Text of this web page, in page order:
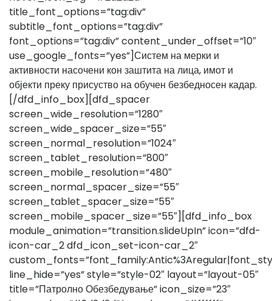
title_font_options=”tag:div”
subtitle_font_options=”tag:div”
font_options=”tag:div” content_under_offset=”10″
use_google_fonts=”yes”]Систем на мерки и
активности насочени кон заштита на лица, имот и
објекти преку присуство на обучен безбедносен кадар.
[/dfd_info_box][dfd_spacer
screen_wide_resolution=”1280″
screen_wide_spacer_size=”55″
screen_normal_resolution=”1024″
screen_tablet_resolution=”800″
screen_mobile_resolution=”480″
screen_normal_spacer_size=”55″
screen_tablet_spacer_size=”55″
screen_mobile_spacer_size=”55″][dfd_info_box
module_animation=”transition.slideUpIn” icon=”dfd-
icon-car_2 dfd_icon_set-icon-car_2″
line_hide=”yes” style=”style-02″ layout=”layout-05″
title=”Патролно Обезбедување” icon_size=”23″